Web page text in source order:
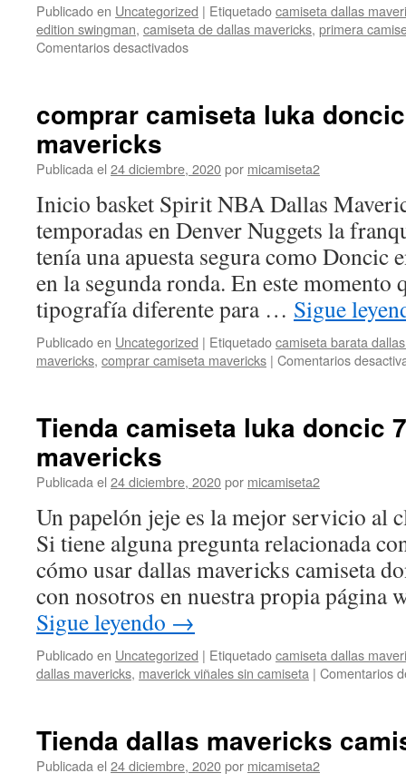
Publicado en Uncategorized | Etiquetadocamiseta dallas
edition swingman, camiseta de dallas mavericks, primera
Comentarios desactivadosen
mujer
comprar camiseta luka
mavericks
Publicada el 24 diciembre, 2020por micamiseta2
Inicio basket Spirit NBA Dallas
temporadas en Denver Nuggets la
tenía una apuesta segura como Doncic
en la segunda ronda. En este momento
tipografía diferente para … Sigue
Publicado en Uncategorized | Etiquetadocamiseta barata
mavericks, comprar camiseta mavericks | Comentarios
Tienda camiseta luka doncic
mavericks
Publicada el 24 diciembre, 2020por micamiseta2
Un papelón jeje es la mejor servicio al
Si tiene alguna pregunta relacionada
cómo usar dallas mavericks camiseta
con nosotros en nuestra propia página
Sigue leyendo →
Publicado en Uncategorized | Etiquetadocamiseta dallas
dallas mavericks, maverick viñales sin camiseta | Comentarios
Tienda dallas mavericks
Publicada el 24 diciembre, 2020por micamiseta2